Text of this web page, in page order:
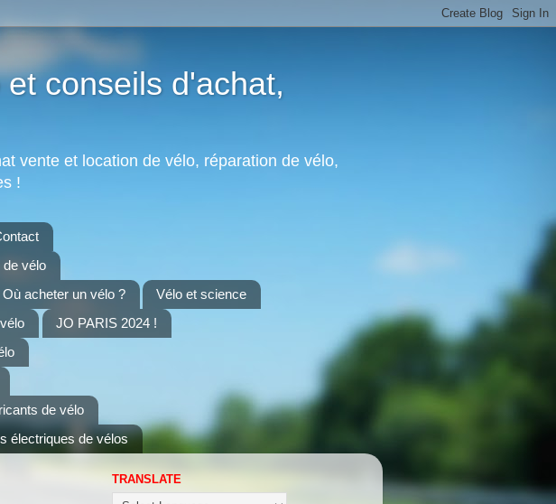
conseils d'achat,
vente et location de vélo, réparation de vélo,
!
de vélo
Où acheter un vélo ?
Vélo et science
JO PARIS 2024 !
de vélo
électriques de vélos
TRANSLATE